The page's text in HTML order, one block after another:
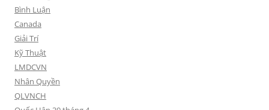
Bình Luận
Canada
Giải Trí
Kỹ Thuật
LMDCVN
Nhân Quyền
QLVNCH